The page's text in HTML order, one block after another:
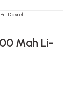
Mah Li-